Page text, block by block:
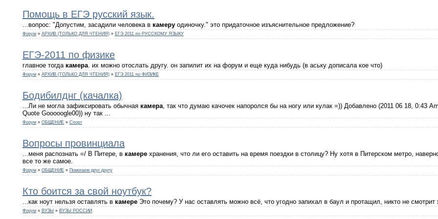
Помощь в ЕГЭ русский язык.
...вопрос: "Допустим, засадили человека в камеру одиночку." это придаточное изъяснительное предложение?
Форум » АРХИВ (ТОЛЬКО ДЛЯ ЧТЕНИЯ) » ЕГЭ 2011 по РУССКОМУ ЯЗЫКУ
ЕГЭ-2011 по физике
главное тогда камера . их можно отослать другу. он запилит их на форум и еще куда нибудь (в аську дописала кое что)
Форум » АРХИВ (ТОЛЬКО ДЛЯ ЧТЕНИЯ) » ЕГЭ 2011 по ФИЗИКЕ
Бодибилднг (качалка)
...Ли не могла зафиксировать обычная камера , так что думаю качочек напоролся бы на ногу или кулак =)) Добавлено (2011 06 18, 0:43
Quote Gooooogle00)) ну так ...
Форум » ОБЩЕНИЕ » Спорт
Вопросы провинциала
...меня распознать =/ В Питере, в камере хранения, что ли его оставить на время поездки в столицу? Ну хотя в Питерском метро,
все то же самое.
Форум » ОБЩЕНИЕ » Помогаем друг другу
Кто боится за свой ноутбук?
...как ноут нельзя оставлять в камере Это почему? У нас оставлять можно всё, что угодно запихал в баул и протащил, никто не смотрит
Форум » ВУЗЫ » ВУЗЫ РОССИИ